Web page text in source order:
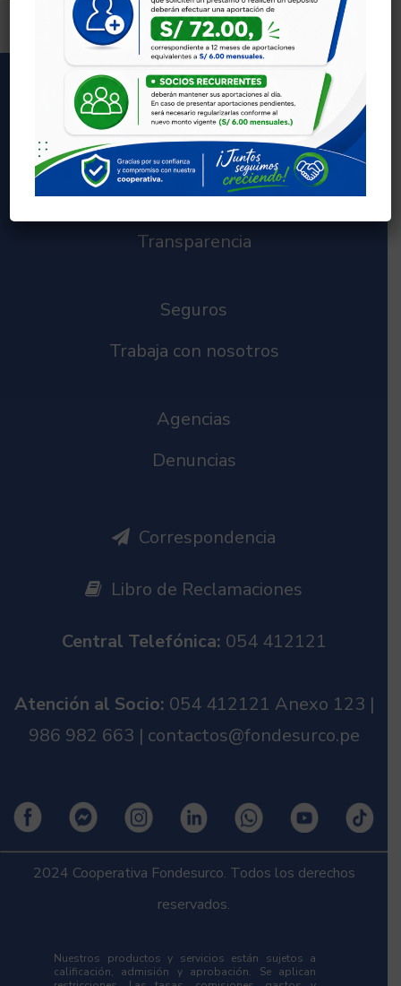
Ahorros
Nuestra Cooperativa
Créditos
Transparencia
Seguros
Trabaja con nosotros
Agencias
Denuncias
Correspondencia
Libro de Reclamaciones
Central Telefónica: 054 412121
Atención al Socio: 054 412121 Anexo 123 |
986 982 663 | contactos@fondesurco.pe
2024 Cooperativa Fondesurco. Todos los derechos
reservados.
Nuestros productos y servicios están sujetos a
calificación, admisión y aprobación. Se aplican